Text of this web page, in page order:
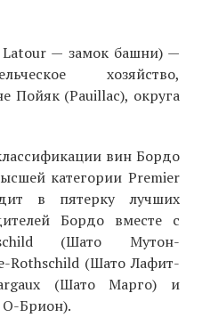
Latour — замок башни) —
хозяйство,
Пойяк (Pauillac), округа
вин Бордо
категории Premier
в пятерку лучших
Бордо вместе с
(Шато Мутон-
Rothschild (Шато Лафит-
(Шато Марго) и
О-Брион).